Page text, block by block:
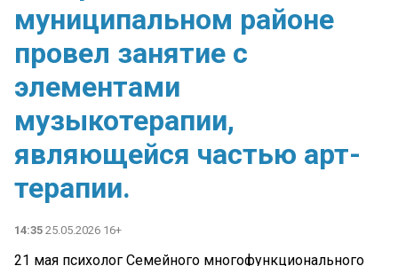
муниципальном районе
провел занятие с
элементами
музыкотерапии,
являющейся частью арт-
терапии.
14:35 25.05.2026 16+
21 мая психолог Семейного многофункционального